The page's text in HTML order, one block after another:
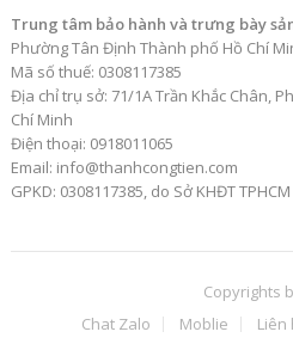
Trung tâm bảo hành và trưng bày
Phường Tân Định Thành phố Hồ Chí
Mã số thuế: 0308117385
Địa chỉ trụ sở: 71/1A Trần Khắc Chân,
Chí Minh
Điện thoại: 0918011065
Email: info@thanhcongtien.com
GPKD: 0308117385, do Sở KHĐT
Copyrights
Chat Zalo
Moblie Liên